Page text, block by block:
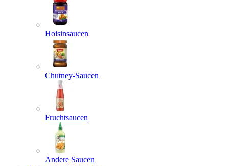
Hoisinsaucen
Chutney-Saucen
Fruchtsaucen
Andere Saucen